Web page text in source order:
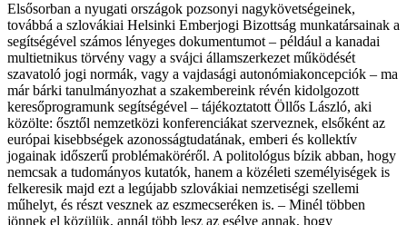
Elsősorban a nyugati országok pozsonyi nagykövetségeinek,
továbbá a szlovákiai Helsinki Emberjogi Bizottság munkatársainak a
segítségével számos lényeges dokumentumot – például a kanadai
multietnikus törvény vagy a svájci államszerkezet működését
szavatoló jogi normák, vagy a vajdasági autonómiakoncepciók – ma
már bárki tanulmányozhat a szakembereink révén kidolgozott
keresőprogramunk segítségével – tájékoztatott Öllős László, aki
közölte: ősztől nemzetközi konferenciákat szerveznek, elsőként az
európai kisebbségek azonosságtudatának, emberi és kollektív
jogainak időszerű problémaköréről. A politológus bízik abban, hogy
nemcsak a tudományos kutatók, hanem a közéleti személyiségek is
felkeresik majd ezt a legújabb szlovákiai nemzetiségi szellemi
műhelyt, és részt vesznek az eszmecseréken is. – Minél többen
jönnek el közülük, annál több lesz az esélye annak, hogy